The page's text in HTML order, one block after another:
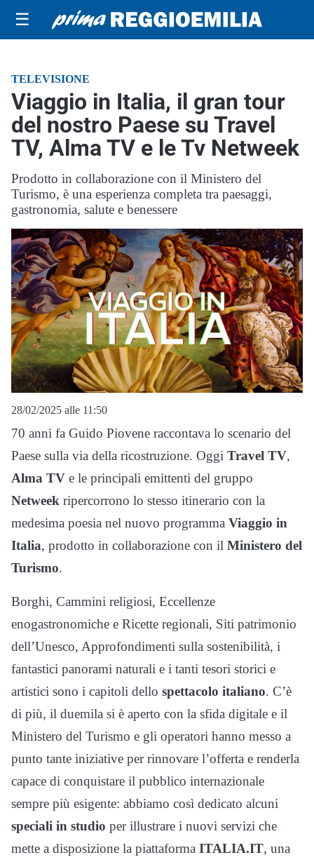
☰
TELEVISIONE
Viaggio in Italia, il gran tour
del nostro Paese su Travel
TV, Alma TV e le Tv Netweek
Prodotto in collaborazione con il Ministero del
Turismo, è una esperienza completa tra paesaggi,
gastronomia, salute e benessere
28/02/2025 alle 11:50
70 anni fa Guido Piovene raccontava lo scenario del
Paese sulla via della ricostruzione. Oggi Travel TV,
Alma TV e le principali emittenti del gruppo
Netweek ripercorrono lo stesso itinerario con la
medesima poesia nel nuovo programma Viaggio in
Italia, prodotto in collaborazione con il Ministero del
Turismo.
Borghi, Cammini religiosi, Eccellenze
enogastronomiche e Ricette regionali, Siti patrimonio
dell’Unesco, Approfondimenti sulla sostenibilità, i
fantastici panorami naturali e i tanti tesori storici e
artistici sono i capitoli dello spettacolo italiano. C’è
di più, il duemila si è aperto con la sfida digitale e il
Ministero del Turismo e gli operatori hanno messo a
punto tante iniziative per rinnovare l’offerta e renderla
capace di conquistare il pubblico internazionale
sempre più esigente: abbiamo così dedicato alcuni
speciali in studio per illustrare i nuovi servizi che
mette a disposizione la piattaforma ITALIA.IT, una